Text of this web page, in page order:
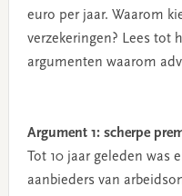
euro per jaar. Waarom
verzekeringen? Lees tot
argumenten waarom
Argument 1: scherpe
Tot 10 jaar geleden was
aanbieders van